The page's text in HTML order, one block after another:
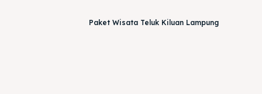
Paket Wisata Teluk Kiluan Lampung